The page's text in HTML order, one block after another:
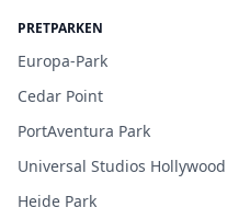
PRETPARKEN
Europa-Park
Cedar Point
PortAventura Park
Universal Studios Hollywood
Heide Park